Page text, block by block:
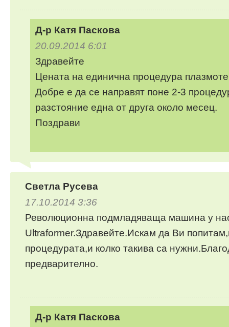
Д-р Катя Паскова
20.09.2014 6:01
Здравейте
Цената на единична процедура
Добре е да се направят поне 2-3
разстояние една от друга около месец.
Поздрави
Светла Русева
17.10.2014 3:36
Революционна подмладяваща машина у
Ultraformer.Здравейте.Искам да Ви
процедурата,и колко такива са
предварително.
Д-р Катя Паскова